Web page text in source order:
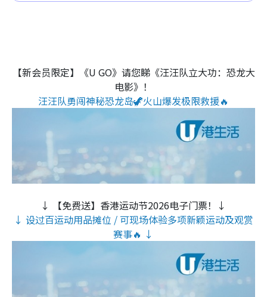
【新会员限定】《U GO》请您睇《汪汪队立大功：恐龙大
电影》！
汪汪队勇闯神秘恐龙岛🦖火山爆发极限救援🔥
↓ 【免费送】香港运动节2026电子门票！↓
↓ 设过百运动用品摊位 / 可现场体验多项新颖运动及观赏
赛事🔥 ↓